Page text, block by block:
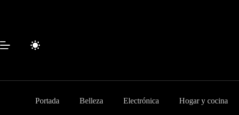
Portada Belleza Electrónica Hogar y cocina